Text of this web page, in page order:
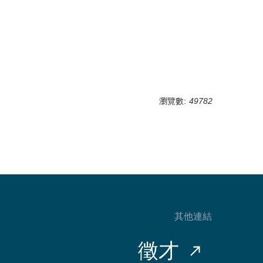
瀏覽數: 49782
其他連結
徵才